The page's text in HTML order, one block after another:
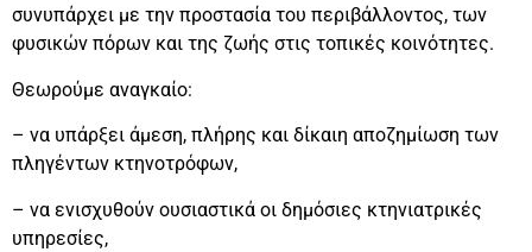
συνυπάρχει με την προστασία του περιβάλλοντος, των
φυσικών πόρων και της ζωής στις τοπικές κοινότητες.
Θεωρούμε αναγκαίο:
– να υπάρξει άμεση, πλήρης και δίκαιη αποζημίωση των
πληγέντων κτηνοτρόφων,
– να ενισχυθούν ουσιαστικά οι δημόσιες κτηνιατρικές
υπηρεσίες,